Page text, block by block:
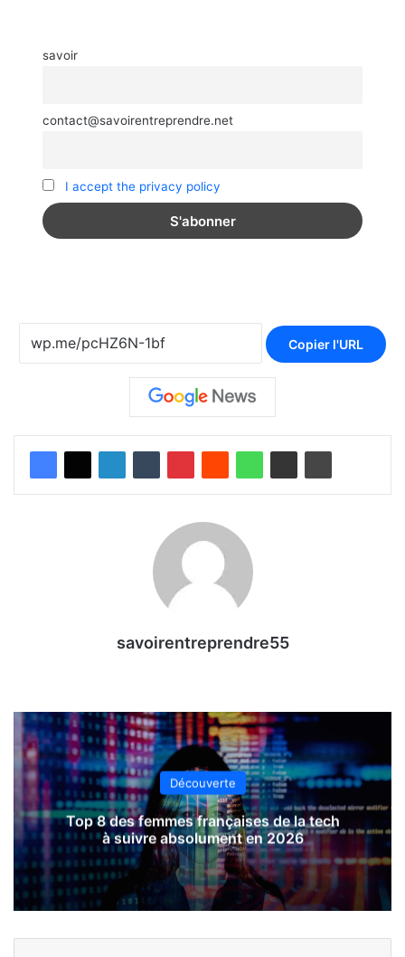
savoir
contact@savoirentreprendre.net
I accept the privacy policy
Copier l'URL
savoirentreprendre55
Découverte
Top 8 des femmes françaises de la tech
à suivre absolument en 2026